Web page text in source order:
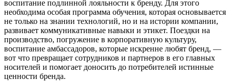
воспитание подлинной лояльности к бренду. Для этого
необходима особая программа обучения, которая основывается
не только на знании технологий, но и на истории компании,
развивает коммуникативные навыки и этикет. Поездки на
производство, погружение в корпоративную культуру,
воспитание амбассадоров, которые искренне любят бренд, —
вот что превращает сотрудников и партнеров в его главных
носителей и помогает доносить до потребителей истинные
ценности бренда.